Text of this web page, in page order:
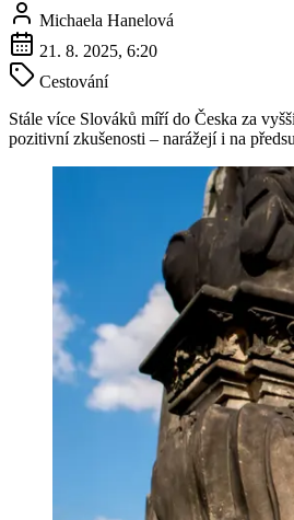
Michaela Hanelová
21. 8. 2025, 6:20
Cestování
Stále více Slováků míří do Česka za
pozitivní zkušenosti – narážejí i na